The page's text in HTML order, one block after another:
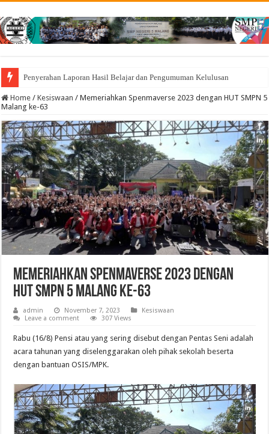
Penyerahan Laporan Hasil Belajar dan Pengumuman Kelulusan
Home / Kesiswaan / Memeriahkan Spenmaverse 2023 dengan HUT SMPN 5
Malang ke-63
Memeriahkan Spenmaverse 2023 dengan
HUT SMPN 5 Malang ke-63
admin November 7, 2023
Kesiswaan
Leave a comment
307 Views
Rabu (16/8) Pensi atau yang sering disebut dengan Pentas Seni adalah
acara tahunan yang diselenggarakan oleh pihak sekolah beserta
dengan bantuan OSIS/MPK.